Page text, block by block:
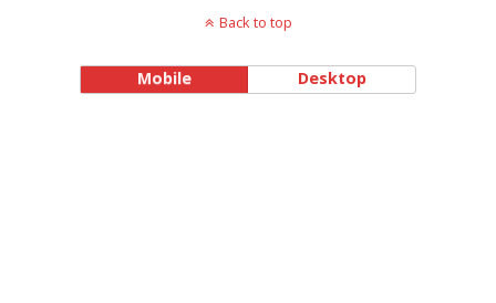
Back to top
Mobile Desktop